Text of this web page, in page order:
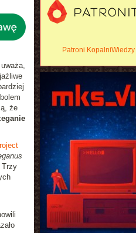
że
Trzy
Patroni KopalniWiedzy